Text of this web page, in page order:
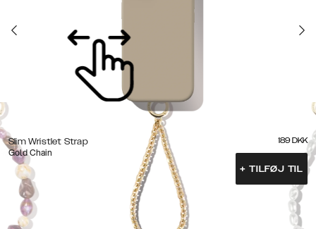
Slim Wristlet Strap
Gold Chain
189 DKK
+ TILFØJ TIL